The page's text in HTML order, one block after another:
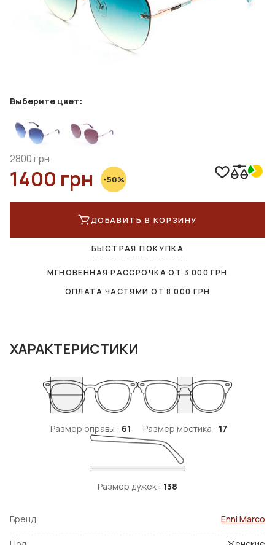
Выберите цвет:
2800 грн
1400 грн -50%
ДОБАВИТЬ В КОРЗИНУ
БЫСТРАЯ ПОКУПКА
МГНОВЕННАЯ РАССРОЧКА ОТ 3 000 ГРН
ОПЛАТА ЧАСТЯМИ ОТ8 000 ГРН
ХАРАКТЕРИСТИКИ
Размер оправы : 61 Размер мостика : 17
Размер дужек : 138
Бренд Enni Marco